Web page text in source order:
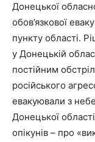
Донецької
обов’язкової
пункту області.
у Донецькій
постійним
російського
евакуювали з
Донецької
опікунів – про